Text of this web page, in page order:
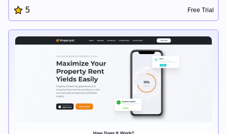
행지를 찾으며, 여행 팁에 접근할 수 있습니다. Travex는 여행 계
획 과정을 간단하게 만들어 여행을 즐기는데 집중할 수 있게 해
5 Free Trial